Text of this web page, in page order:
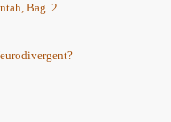
Bag. 2